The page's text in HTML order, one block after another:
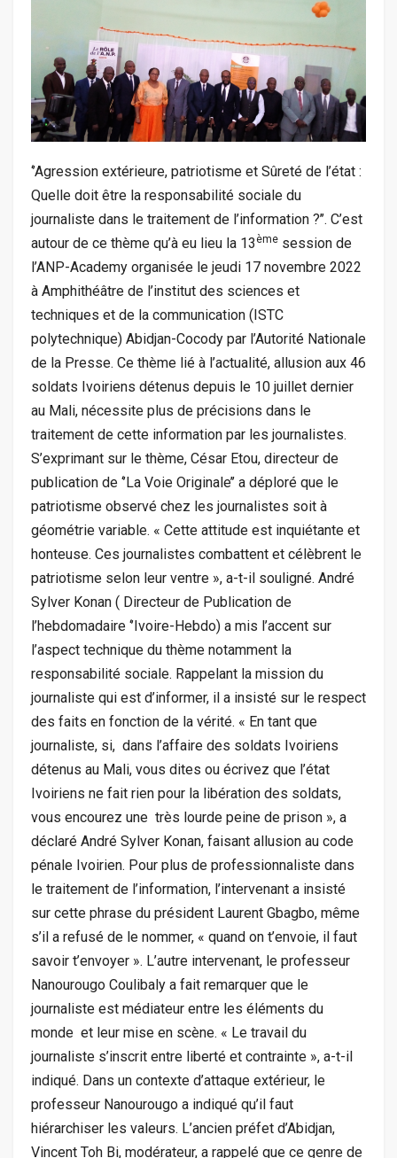
‘’Agression extérieure, patriotisme et Sûreté de l’état :
Quelle doit être la responsabilité sociale du
journaliste dans le traitement de l’information ?’’. C’est
autour de ce thème qu’à eu lieu la 13 ème session de
l’ANP-Academy organisée le jeudi 17 novembre 2022
à Amphithéâtre de l’institut des sciences et
techniques et de la communication (ISTC
polytechnique) Abidjan-Cocody par l’Autorité Nationale
de la Presse. Ce thème lié à l’actualité, allusion aux 46
soldats Ivoiriens détenus depuis le 10 juillet dernier
au Mali, nécessite plus de précisions dans le
traitement de cette information par les journalistes.
S’exprimant sur le thème, César Etou, directeur de
publication de ‘’La Voie Originale’’ a déploré que le
patriotisme observé chez les journalistes soit à
géométrie variable. « Cette attitude est inquiétante et
honteuse. Ces journalistes combattent et célèbrent le
patriotisme selon leur ventre », a-t-il souligné. André
Sylver Konan ( Directeur de Publication de
l’hebdomadaire ‘’Ivoire-Hebdo) a mis l’accent sur
l’aspect technique du thème notamment la
responsabilité sociale. Rappelant la mission du
journaliste qui est d’informer, il a insisté sur le respect
des faits en fonction de la vérité. « En tant que
journaliste, si, dans l’affaire des soldats Ivoiriens
détenus au Mali, vous dites ou écrivez que l’état
Ivoiriens ne fait rien pour la libération des soldats,
vous encourez une très lourde peine de prison », a
déclaré André Sylver Konan, faisant allusion au code
pénale Ivoirien. Pour plus de professionnaliste dans
le traitement de l’information, l’intervenant a insisté
sur cette phrase du président Laurent Gbagbo, même
s’il a refusé de le nommer, « quand on t’envoie, il faut
savoir t’envoyer ». L’autre intervenant, le professeur
Nanourougo Coulibaly a fait remarquer que le
journaliste est médiateur entre les éléments du
monde et leur mise en scène. « Le travail du
journaliste s’inscrit entre liberté et contrainte », a-t-il
indiqué. Dans un contexte d’attaque extérieur, le
professeur Nanourougo a indiqué qu’il faut
hiérarchiser les valeurs. L’ancien préfet d’Abidjan,
Vincent Toh Bi, modérateur, a rappelé que ce genre de